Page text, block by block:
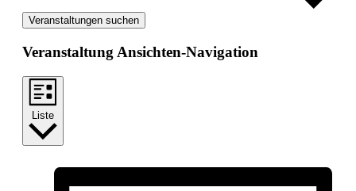
Veranstaltungen suchen
Veranstaltung Ansichten-Navigation
Liste